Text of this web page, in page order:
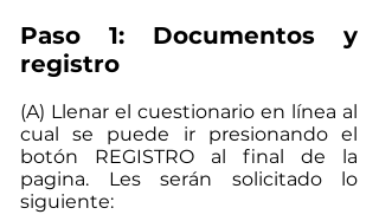
Paso 1: Documentos y
registro
(A) Llenar el cuestionario en línea al
cual se puede ir presionando el
botón REGISTRO al final de la
pagina. Les serán solicitado lo
siguiente: